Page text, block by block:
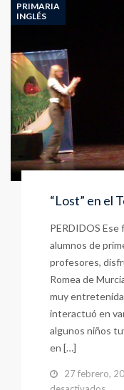
PRIMARIA
INGLÉS
“Lost” en el
PERDIDOS
alumnos de
profesores,
Romea de
muy
interactuó en
algunos niños
en […]
27 febrero,